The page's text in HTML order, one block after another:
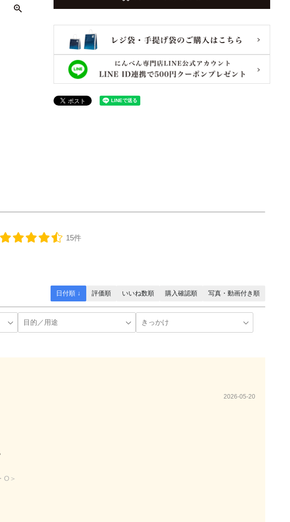
15件
日付順 ↓ 評価順 いいね数順 購入確認順 写真・動画付き順
2026-05-20
O＞